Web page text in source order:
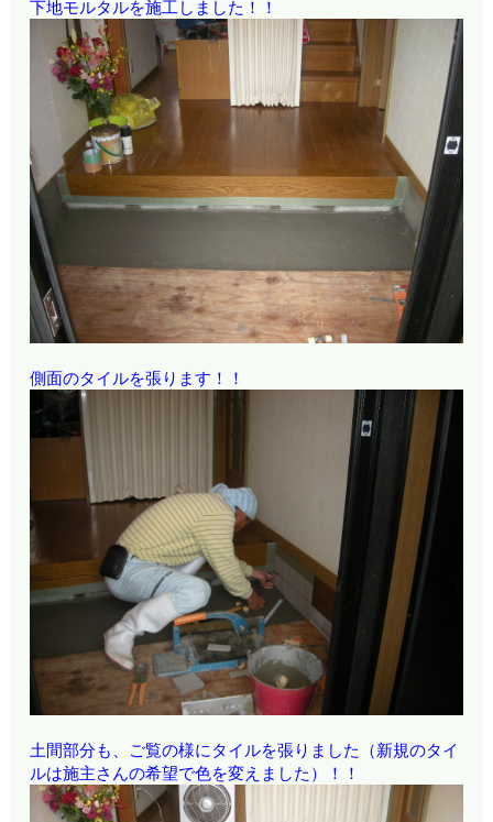
下地モルタルを施工しました！！
側面のタイルを張ります！！
土間部分も、ご覧の様にタイルを張りました（新規のタイ
ルは施主さんの希望で色を変えました）！！